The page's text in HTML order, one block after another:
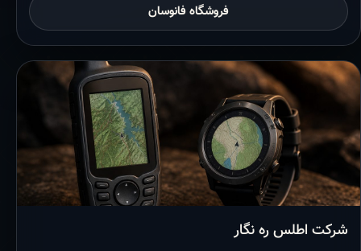
فروشگاه فانوسان
شرکت اطلس ره نگار